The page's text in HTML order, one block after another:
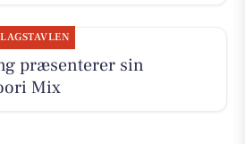
præsenterer sin
Mix